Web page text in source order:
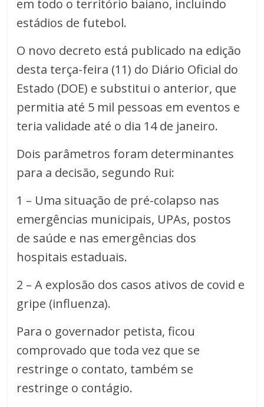
em todo o território baiano, incluindo
estádios de futebol.
O novo decreto está publicado na edição
desta terça-feira (11) do Diário Oficial do
Estado (DOE) e substitui o anterior, que
permitia até 5 mil pessoas em eventos e
teria validade até o dia 14 de janeiro.
Dois parâmetros foram determinantes
para a decisão, segundo Rui:
1 – Uma situação de pré-colapso nas
emergências municipais, UPAs, postos
de saúde e nas emergências dos
hospitais estaduais.
2 – A explosão dos casos ativos de covid e
gripe (influenza).
Para o governador petista, ficou
comprovado que toda vez que se
restringe o contato, também se
restringe o contágio.